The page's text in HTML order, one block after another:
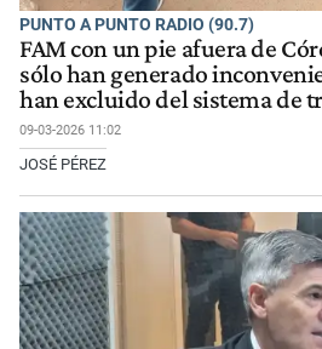
PUNTO A PUNTO RADIO (90.7)
FAM con un pie afuera de
sólo han generado
han excluido del sistema de
09-03-2026 11:02
JOSÉ PÉREZ